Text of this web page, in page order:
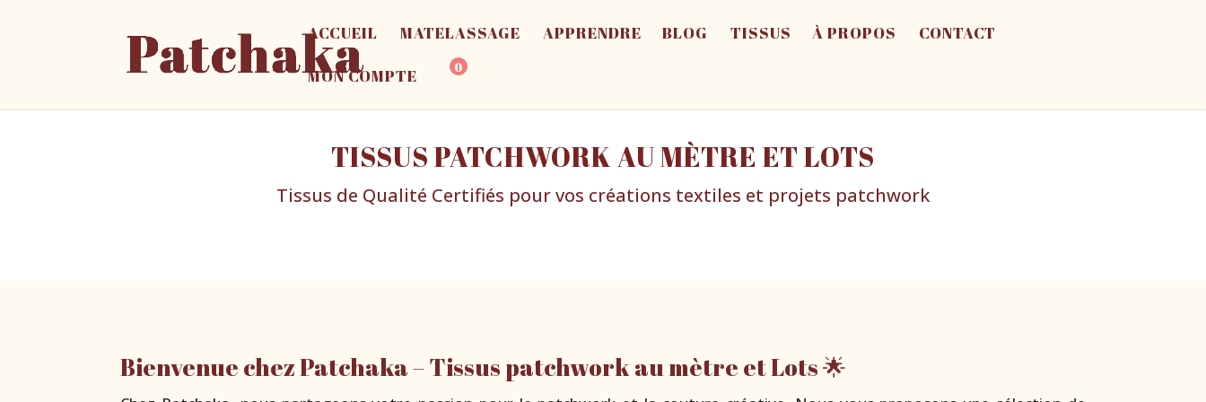
ACCUEIL MATELASSAGE APPRENDRE BLOG TISSUS À PROPOS CONTACT
MON COMPTE 0
TISSUS PATCHWORK AU MÈTRE ET LOTS
Tissus de Qualité Certifiés pour vos créations textiles et projets patchwork
Bienvenue chez Patchaka – Tissus patchwork au mètre et Lots 🌟